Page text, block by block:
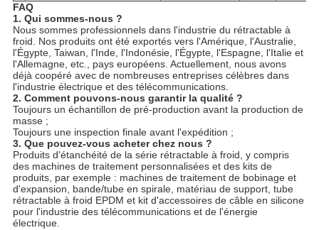
FAQ
1. Qui sommes-nous ?
Nous sommes professionnels dans l'industrie du rétractable à
froid. Nos produits ont été exportés vers l'Amérique, l'Australie,
l'Égypte, Taiwan, l'Inde, l'Indonésie, l'Égypte, l'Espagne, l'Italie et
l'Allemagne, etc., pays européens. Actuellement, nous avons
déjà coopéré avec de nombreuses entreprises célèbres dans
l'industrie électrique et des télécommunications.
2. Comment pouvons-nous garantir la qualité ?
Toujours un échantillon de pré-production avant la production de
masse ;
Toujours une inspection finale avant l'expédition ;
3. Que pouvez-vous acheter chez nous ?
Produits d'étanchéité de la série rétractable à froid, y compris
des machines de traitement personnalisées et des kits de
produits, par exemple : machines de traitement de bobinage et
d'expansion, bande/tube en spirale, matériau de support, tube
rétractable à froid EPDM et kit d'accessoires de câble en silicone
pour l'industrie des télécommunications et de l'énergie
électrique.